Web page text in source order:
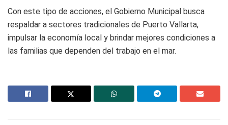
Con este tipo de acciones, el Gobierno Municipal busca
respaldar a sectores tradicionales de Puerto Vallarta,
impulsar la economía local y brindar mejores condiciones a
las familias que dependen del trabajo en el mar.